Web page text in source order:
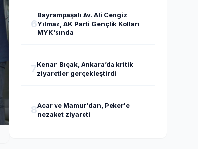
6
Bayrampaşalı Av. Ali Cengiz
Yılmaz, AK Parti Gençlik Kolları
MYK'sında
7Kenan Bıçak, Ankara’da kritik
ziyaretler gerçekleştirdi
8Acar ve Mamur'dan, Peker'e
nezaket ziyareti